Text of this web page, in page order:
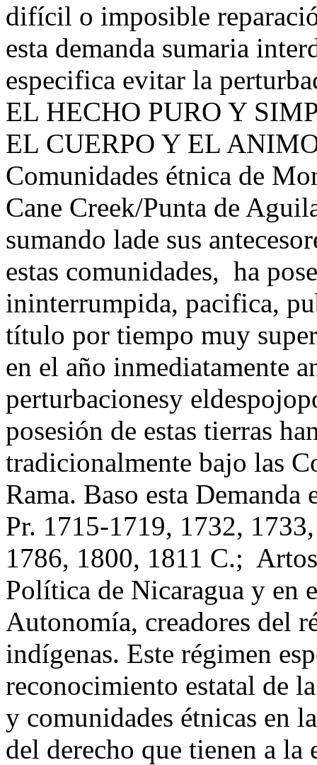
difícil o imposible
esta demanda sumaria
especifica evitar la
EL HECHO PURO Y
EL CUERPO Y EL
Comunidades étnica de
Cane Creek/Punta de
sumando lade sus
estas comunidades, ha
ininterrumpida, pacifica,
título por tiempo muy
en el año inmediatamente
perturbacionesy
posesión de estas tierras
tradicionalmente bajo las
Rama. Baso esta
Pr. 1715-1719, 1732,
1786, 1800, 1811 C.;
Política de Nicaragua y en
Autonomía, creadores del
indígenas. Este régimen
reconocimiento estatal de
y comunidades étnicas en
del derecho que tienen a la